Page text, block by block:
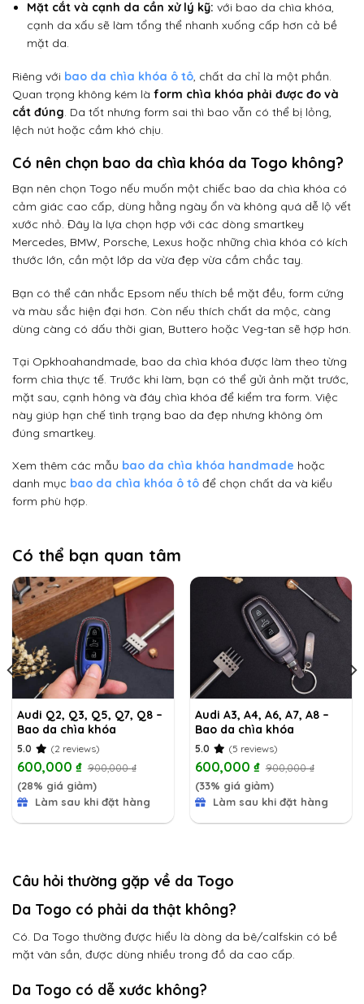
Mặt cắt và cạnh da cần xử lý kỹ: với bao da chìa khóa,
cạnh da xấu sẽ làm tổng thể nhanh xuống cấp hơn cả bề
mặt da.
Riêng với bao da chìa khóa ô tô, chất da chỉ là một phần.
Quan trọng không kém là form chìa khóa phải được đo và
cắt đúng. Da tốt nhưng form sai thì bao vẫn có thể bị lỏng,
lệch nút hoặc cầm khó chịu.
Có nên chọn bao da chìa khóa da Togo không?
Bạn nên chọn Togo nếu muốn một chiếc bao da chìa khóa có
cảm giác cao cấp, dùng hằng ngày ổn và không quá dễ lộ vết
xước nhỏ. Đây là lựa chọn hợp với các dòng smartkey
Mercedes, BMW, Porsche, Lexus hoặc những chìa khóa có kích
thước lớn, cần một lớp da vừa đẹp vừa cầm chắc tay.
Bạn có thể cân nhắc Epsom nếu thích bề mặt đều, form cứng
và màu sắc hiện đại hơn. Còn nếu thích chất da mộc, càng
dùng càng có dấu thời gian, Buttero hoặc Veg-tan sẽ hợp hơn.
Tại Opkhoahandmade, bao da chìa khóa được làm theo từng
form chìa thực tế. Trước khi làm, bạn có thể gửi ảnh mặt trước,
mặt sau, cạnh hông và đáy chìa khóa để kiểm tra form. Việc
này giúp hạn chế tình trạng bao da đẹp nhưng không ôm
đúng smartkey.
Xem thêm các mẫu bao da chìa khóa handmade hoặc
danh mục bao da chìa khóa ô tô để chọn chất da và kiểu
form phù hợp.
Có thể bạn quan tâm
Audi Q2, Q3, Q5, Q7, Q8 –
Bao da chìa khóa
5.0 (2 reviews)
600,000 ₫ 900,000₫
(28% giá giảm)
Làm sau khi đặt hàng
Audi A3, A4, A6, A7, A8 –
Bao da chìa khóa
5.0 (5 reviews)
600,000 ₫ 900,000₫
(33% giá giảm)
Làm sau khi đặt hàng
Câu hỏi thường gặp về da Togo
Da Togo có phải da thật không?
Có. Da Togo thường được hiểu là dòng da bê/calfskin có bề
mặt vân sần, được dùng nhiều trong đồ da cao cấp.
Da Togo có dễ xước không?